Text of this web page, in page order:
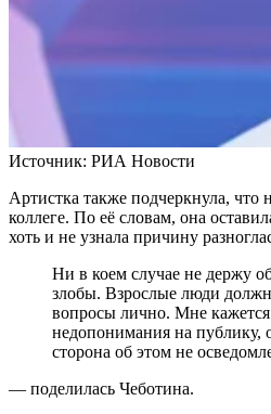
Источник: РИА Новости
Артистка также подчеркнула, что
коллеге. По её словам, она
хоть и не узнала причину
Ни в коем случае не держу
злобы. Взрослые люди
вопросы лично. Мне
недопонимания на публику,
сторона об этом не
— поделилась Чеботина.